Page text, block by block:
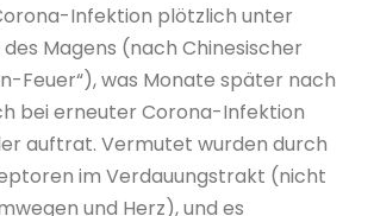
Infektion plötzlich unter
Magens (nach Chinesischer
Feuer“), was Monate später nach
bei erneuter Corona-Infektion
auftrat. Vermutet wurden durch
im Verdauungstrakt (nicht
und Herz), und es